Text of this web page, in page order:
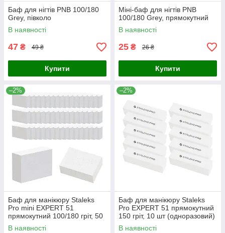
Баф для нігтів PNB 100/180
Grey, півколо
В наявності
47 ₴ 49 ₴
Купити
Міні-баф для нігтів PNB
100/180 Grey, прямокутний
В наявності
25 ₴ 26 ₴
Купити
–2%
Баф для манікюру Staleks
Pro mini EXPERT 51
прямокутний 100/180 гріт, 50
шт (одноразовий)
В наявності
–2%
Баф для манікюру Staleks
Pro EXPERT 51 прямокутний
150 гріт, 10 шт (одноразовий)
В наявності